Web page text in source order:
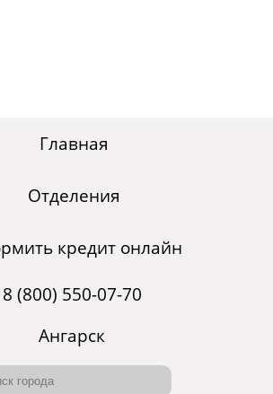
Главная
Отделения
кредит онлайн
8 (800) 550-07-70
Ангарск